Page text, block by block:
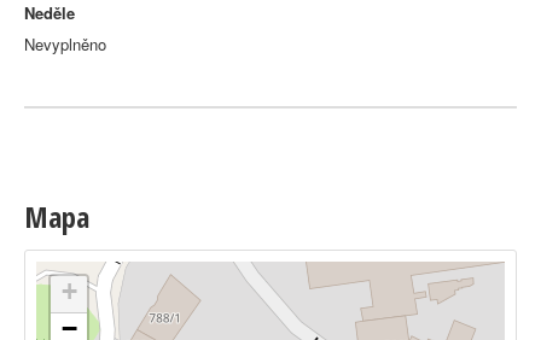
Neděle
Nevyplněno
Mapa
+
−